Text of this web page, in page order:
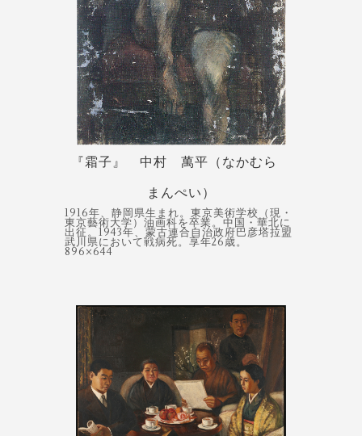
『霜子』 中村 萬平（なかむら
まんぺい）
1916年、静岡県生まれ。東京美術学校（現・
東京藝術大学）油画科を卒業。中国・華北に
出征。1943年、蒙古連合自治政府巴彦塔拉盟
武川県において戦病死。享年26歳。
896×644